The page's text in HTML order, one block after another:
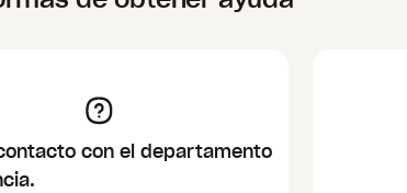
con el departamento